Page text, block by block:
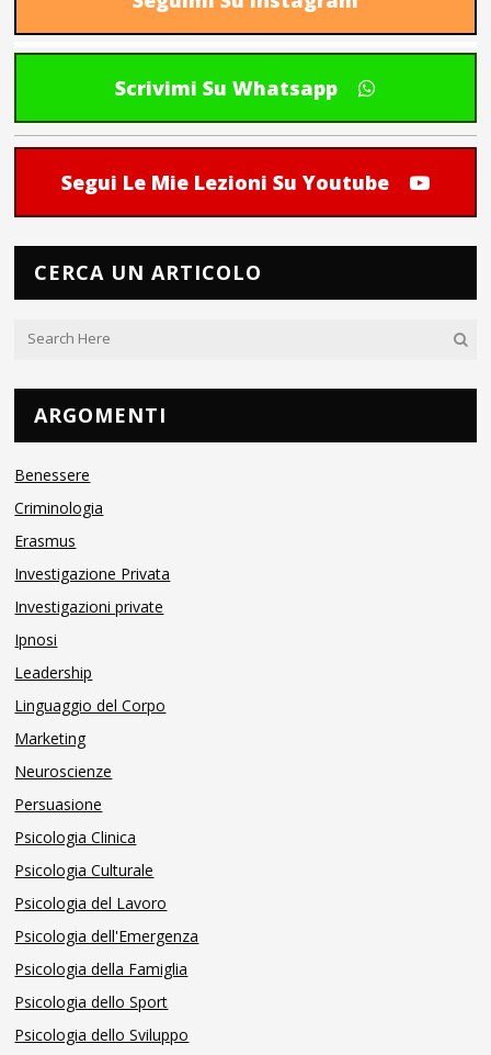
Scrivimi Su Whatsapp
Segui Le Mie Lezioni Su Youtube
CERCA UN ARTICOLO
ARGOMENTI
Benessere
Criminologia
Erasmus
Investigazione Privata
Investigazioni private
Ipnosi
Leadership
Linguaggio del Corpo
Marketing
Neuroscienze
Persuasione
Psicologia Clinica
Psicologia Culturale
Psicologia del Lavoro
Psicologia dell'Emergenza
Psicologia della Famiglia
Psicologia dello Sport
Psicologia dello Sviluppo